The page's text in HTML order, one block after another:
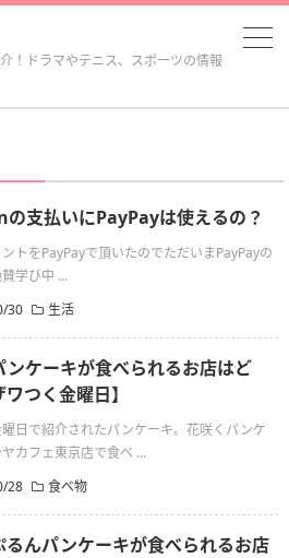
！ドラマやテニス、スポーツの情報
支払いにPayPayは使えるの？
トをPayPayで頂いたのでただいまPayPayの
学び中 ...
30
生活
ンケーキが食べられるお店はど
つく金曜日】
日で紹介されたパンケーキ。花咲くパンケ
カフェ東京店で食べ ...
28
食べ物
るんパンケーキが食べられるお店